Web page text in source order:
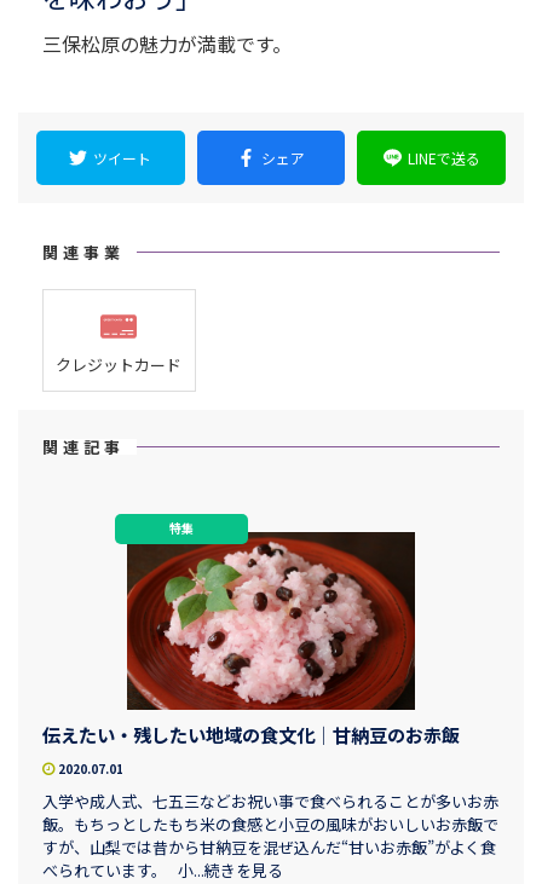
三保松原の魅力が満載です。
ツイート シェア LINEで送る
関連事業
クレジットカード
関連記事
特集
伝えたい・残したい地域の食文化│甘納豆のお赤飯
2020.07.01
入学や成人式、七五三などお祝い事で食べられることが多いお赤
飯。もちっとしたもち米の食感と小豆の風味がおいしいお赤飯で
すが、山梨では昔から甘納豆を混ぜ込んだ“甘いお赤飯”がよく食
べられています。 小...続きを見る